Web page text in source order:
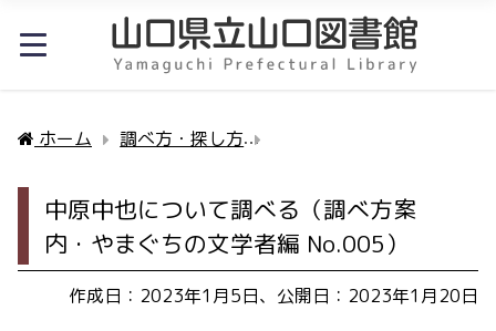
ホーム 調べ方・探し方
中原中也について調べる（調べ方案
内・やまぐちの文学者編 No.005）
作成日：2023年1月5日、公開日：2023年1月20日